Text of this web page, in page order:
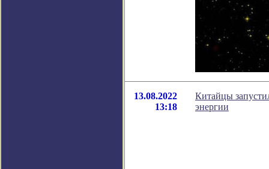
13.08.2022
13:18
Китайцы
энергии